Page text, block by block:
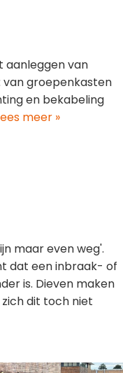
aanleggen van
groepenkasten
en bekabeling
meer »
maar even weg'.
dat een inbraak- of
is. Dieven maken
dit toch niet